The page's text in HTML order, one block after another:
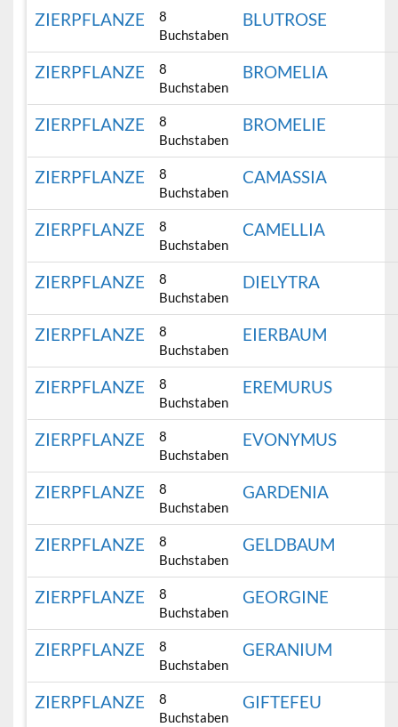
ZIERPFLANZE
8
Buchstaben
BLUTROSE
ZIERPFLANZE
8
Buchstaben
BROMELIA
ZIERPFLANZE
8
Buchstaben
BROMELIE
ZIERPFLANZE
8
Buchstaben
CAMASSIA
ZIERPFLANZE
8
Buchstaben
CAMELLIA
ZIERPFLANZE
8
Buchstaben
DIELYTRA
ZIERPFLANZE
8
Buchstaben
EIERBAUM
ZIERPFLANZE
8
Buchstaben
EREMURUS
ZIERPFLANZE
8
Buchstaben
EVONYMUS
ZIERPFLANZE
8
Buchstaben
GARDENIA
ZIERPFLANZE
8
Buchstaben
GELDBAUM
ZIERPFLANZE
8
Buchstaben
GEORGINE
ZIERPFLANZE
8
Buchstaben
GERANIUM
ZIERPFLANZE
8
Buchstaben
GIFTEFEU